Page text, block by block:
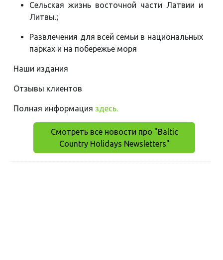
Сельская жизнь восточной части Латвии и
Литвы.;
Развлечения для всей семьи в национальных
парках и на побережье моря
Наши издания
Отзывы клиентoв
Полная информация здесь.
Смотреть все новости про "Baltic
Country Holidays Newsletters"